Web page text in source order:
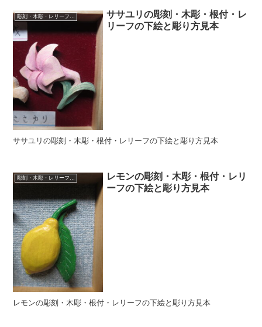
ササユリの彫刻・木彫・根付・レ
リーフの下絵と彫り方見本
ササユリの彫刻・木彫・根付・レリーフの下絵と彫り方見本
彫刻・木彫・レリーフ・根付の下絵、彫り方見本
レモンの彫刻・木彫・根付・レリ
ーフの下絵と彫り方見本
レモンの彫刻・木彫・根付・レリーフの下絵と彫り方見本